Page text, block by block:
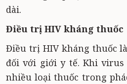
dài.
Điều trị HIV kháng thuốc
Điều trị HIV kháng thuốc
đối với giới y tế. Khi
nhiều loại thuốc trong